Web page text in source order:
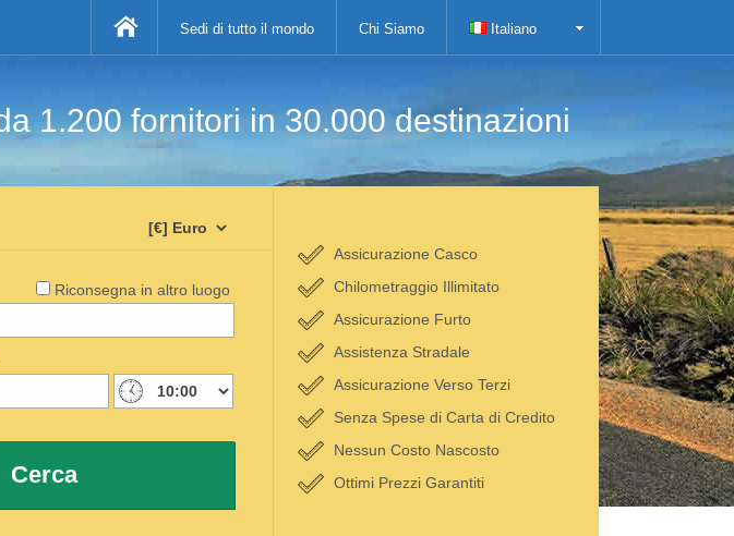
Sedi di tutto il mondo Chi Siamo Italiano
1.200 fornitori in 30.000 destinazioni
Riconsegna in altro luogo
Cerca
Assicurazione Casco
Chilometraggio Illimitato
Assicurazione Furto
Assistenza Stradale
Assicurazione Verso Terzi
Senza Spese di Carta di Credito
Nessun Costo Nascosto
Ottimi Prezzi Garantiti